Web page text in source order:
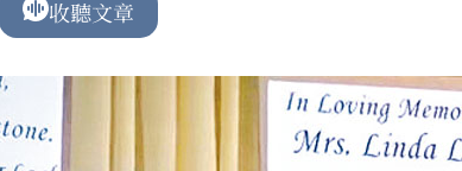
收聽文章